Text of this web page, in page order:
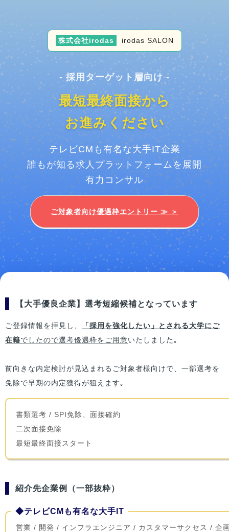
株式会社irodas irodas SALON
- 採用ターゲット層向け -
最短最終面接から
お進みください
テレビCMも有名な大手IT企業
誰もが知る求人プラットフォームを展開
有力コンサル
ご対象者向け優遇枠エントリー ≫ ＞
【大手優良企業】選考短縮候補となっています
ご登録情報を拝見し、
「採用を強化したい」とされる大学にご
在籍でしたので選考優遇枠をご用意いたしました｡
前向きな内定検討が見込まれるご対象者様向けで、一部選考を
免除で早期の内定獲得が狙えます｡
書類選考 / SPI免除、面接確約
二次面接免除
最短最終面接スタート
紹介先企業例（一部抜粋）
◆テレビCMも有名な大手IT
営業 / 開発 / インフラエンジニア / カスタマーサクセス / 企